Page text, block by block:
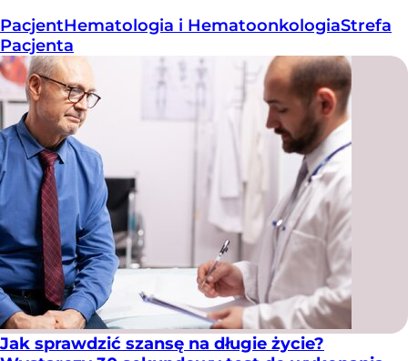
PacjentHematologia i HematoonkologiaStrefa
Pacjenta
Jak sprawdzić szansę na długie życie?